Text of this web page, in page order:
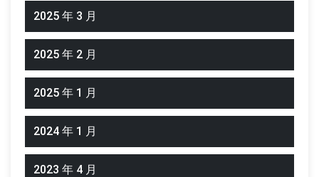
2025 年 3 月
2025 年 2 月
2025 年 1 月
2024 年 1 月
2023 年 4 月